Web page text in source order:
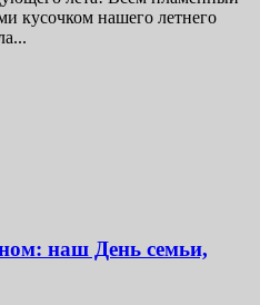
кусочком нашего летнего
наш День семьи,